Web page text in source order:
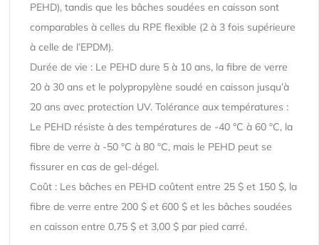
PEHD), tandis que les bâches soudées en caisson sont
comparables à celles du RPE flexible (2 à 3 fois supérieure
à celle de l’EPDM).
Durée de vie : Le PEHD dure 5 à 10 ans, la fibre de verre
20 à 30 ans et le polypropylène soudé en caisson jusqu’à
20 ans avec protection UV. Tolérance aux températures :
Le PEHD résiste à des températures de -40 °C à 60 °C, la
fibre de verre à -50 °C à 80 °C, mais le PEHD peut se
fissurer en cas de gel-dégel.
Coût : Les bâches en PEHD coûtent entre 25 $ et 150 $, la
fibre de verre entre 200 $ et 600 $ et les bâches soudées
en caisson entre 0,75 $ et 3,00 $ par pied carré.